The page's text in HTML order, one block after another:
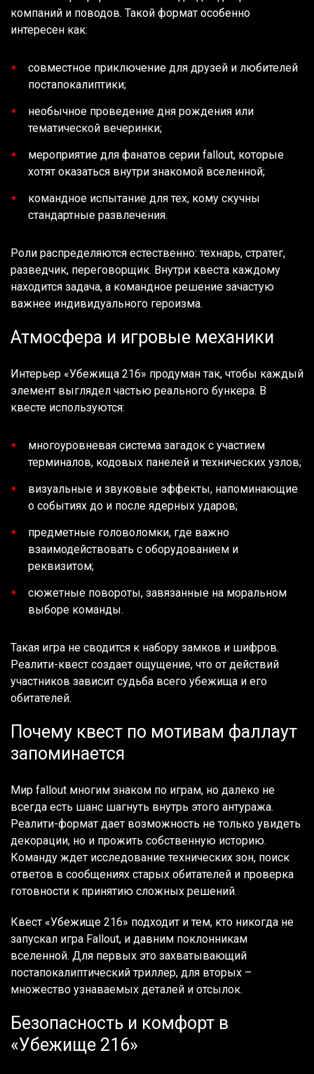
компаний и поводов. Такой формат особенно
интересен как:
совместное приключение для друзей и любителей
постапокалиптики;
необычное проведение дня рождения или
тематической вечеринки;
мероприятие для фанатов серии fallout, которые
хотят оказаться внутри знакомой вселенной;
командное испытание для тех, кому скучны
стандартные развлечения.
Роли распределяются естественно: технарь, стратег,
разведчик, переговорщик. Внутри квеста каждому
находится задача, а командное решение зачастую
важнее индивидуального героизма.
Атмосфера и игровые механики
Интерьер «Убежища 216» продуман так, чтобы каждый
элемент выглядел частью реального бункера. В
квесте используются:
многоуровневая система загадок с участием
терминалов, кодовых панелей и технических узлов;
визуальные и звуковые эффекты, напоминающие
о событиях до и после ядерных ударов;
предметные головоломки, где важно
взаимодействовать с оборудованием и
реквизитом;
сюжетные повороты, завязанные на моральном
выборе команды.
Такая игра не сводится к набору замков и шифров.
Реалити-квест создает ощущение, что от действий
участников зависит судьба всего убежища и его
обитателей.
Почему квест по мотивам фаллаут
запоминается
Мир fallout многим знаком по играм, но далеко не
всегда есть шанс шагнуть внутрь этого антуража.
Реалити-формат дает возможность не только увидеть
декорации, но и прожить собственную историю.
Команду ждет исследование технических зон, поиск
ответов в сообщениях старых обитателей и проверка
готовности к принятию сложных решений.
Квест «Убежище 216» подходит и тем, кто никогда не
запускал игра Fallout, и давним поклонникам
вселенной. Для первых это захватывающий
постапокалиптический триллер, для вторых –
множество узнаваемых деталей и отсылок.
Безопасность и комфорт в
«Убежище 216»